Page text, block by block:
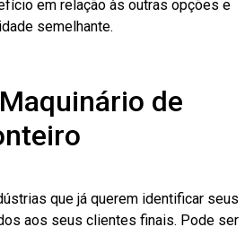
em relação às outras opções e
semelhante.
de
que já querem identificar seus
aos seus clientes finais. Pode ser